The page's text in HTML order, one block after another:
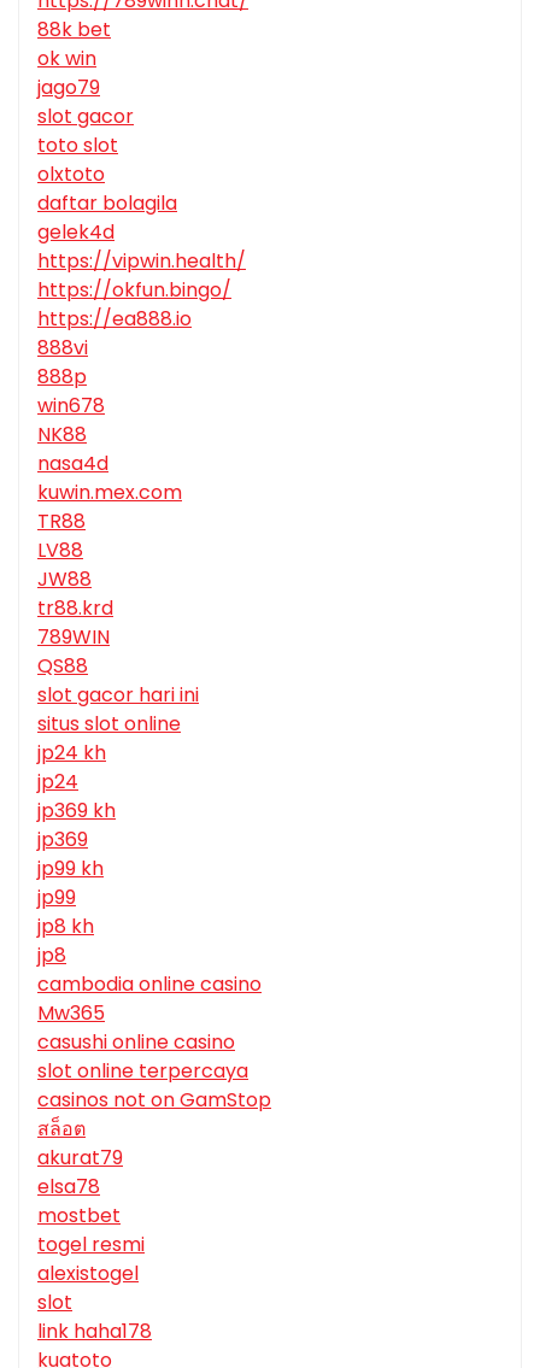
88k bet
ok win
jago79
slot gacor
toto slot
olxtoto
daftar bolagila
gelek4d
https://vipwin.health/
https://okfun.bingo/
https://ea888.io
888vi
888p
win678
NK88
nasa4d
kuwin.mex.com
TR88
LV88
JW88
tr88.krd
789WIN
QS88
slot gacor hari ini
situs slot online
jp24 kh
jp24
jp369 kh
jp369
jp99 kh
jp99
jp8 kh
jp8
cambodia online casino
Mw365
casushi online casino
slot online terpercaya
casinos not on GamStop
สล็อต
akurat79
elsa78
mostbet
togel resmi
alexistogel
slot
link haha178
kuatoto